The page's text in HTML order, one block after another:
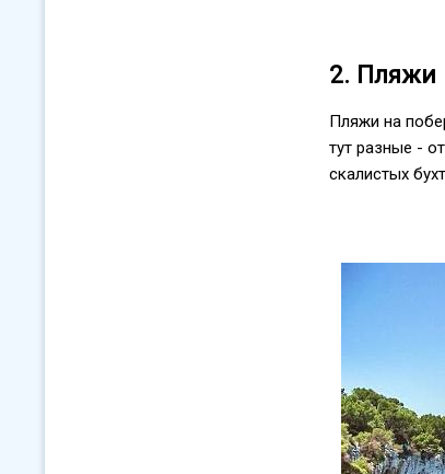
2. Пляжи
Пляжи на
тут разные -
скалистых